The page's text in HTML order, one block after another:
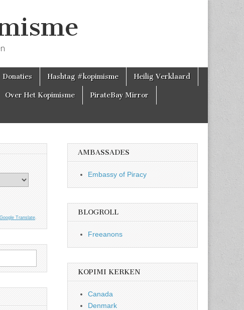
Donaties Hashtag #kopimisme Heilig Verklaard
Over Het Kopimisme PirateBay Mirror
Google Translate.
AMBASSADES
Embassy of Piracy
BLOGROLL
Freeanons
KOPIMI KERKEN
Canada
Denmark